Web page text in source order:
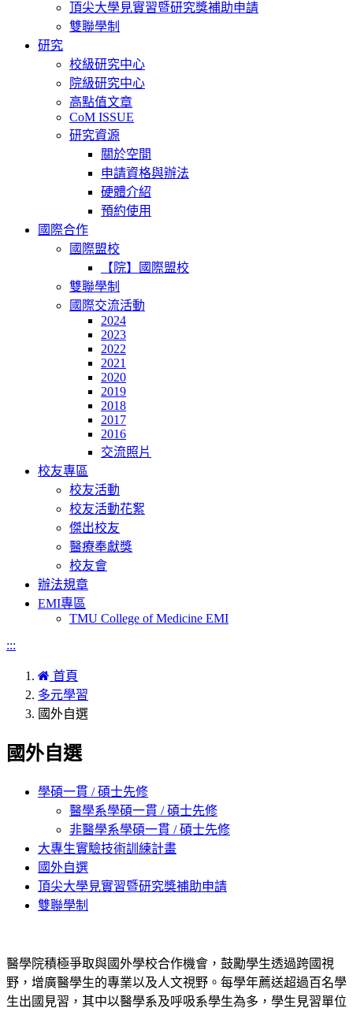
頂尖大學見實習暨研究獎補助申請
雙聯學制
研究
校級研究中心
院級研究中心
高點值文章
CoM ISSUE
研究資源
關於空間
申請資格與辦法
硬體介紹
預約使用
國際合作
國際盟校
【院】國際盟校
雙聯學制
國際交流活動
2024
2023
2022
2021
2020
2019
2018
2017
2016
交流照片
校友專區
校友活動
校友活動花絮
傑出校友
醫療奉獻獎
校友會
辦法規章
EMI專區
TMU College of Medicine EMI
:::
首頁
多元學習
國外自選
國外自選
學碩一貫 / 碩士先修
醫學系學碩一貫 / 碩士先修
非醫學系學碩一貫 / 碩士先修
大專生實驗技術訓練計畫
國外自選
頂尖大學見實習暨研究獎補助申請
雙聯學制
醫學院積極爭取與國外學校合作機會，鼓勵學生透過跨國視
野 ，增廣醫學生的專業以及人文視野。每學年薦送超過百名學
生出國見習 ，其中以醫學系及呼吸系學生為多 ，學生見習單位